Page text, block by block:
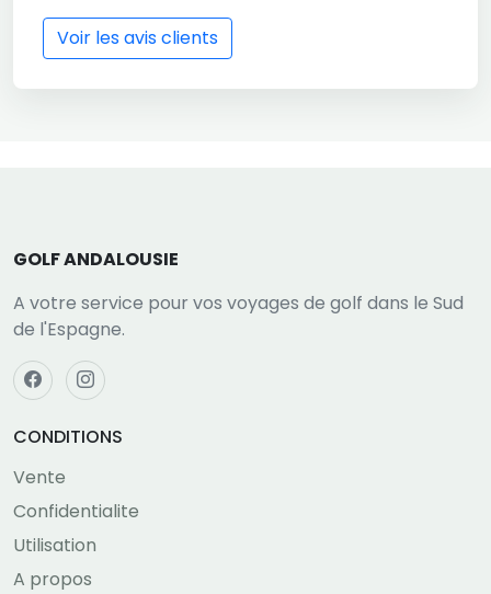
Voir les avis clients
GOLF ANDALOUSIE
A votre service pour vos voyages de golf dans le Sud
de l'Espagne.
CONDITIONS
Vente
Confidentialite
Utilisation
A propos